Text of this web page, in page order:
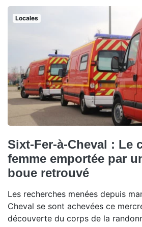
Locales
Sixt-Fer-à-Cheval : Le
femme emportée par
boue retrouvé
Les recherches menées depuis
Cheval se sont achevées ce
découverte du corps de la